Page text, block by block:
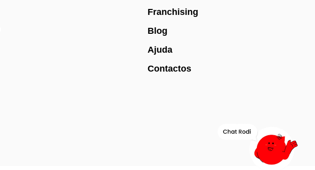
Franchising
Blog
Ajuda
Contactos